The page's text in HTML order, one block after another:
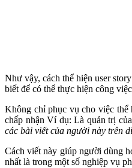
Như vậy, cách thể hiện user
biết để có thể thực hiện công
Không chỉ phục vụ cho việc thể
chấp nhận Ví dụ: Là quản trị
các bài viết của người này trên
Cách viết này giúp người dùng
nhất là trong một số nghiệp vụ